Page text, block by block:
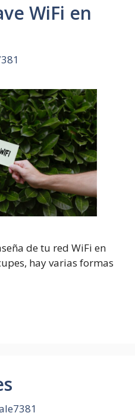
WiFi en
de tu red WiFi en
hay varias formas